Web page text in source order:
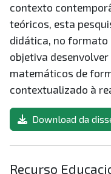
contexto
teóricos, esta
didática, no formato
objetiva
matemáticos de
contextualizado à
Download da
Recurso